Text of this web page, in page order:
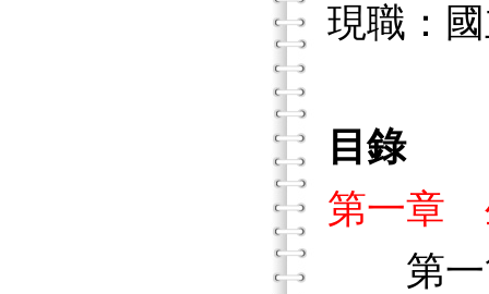
現職：
目錄
第一章
第一